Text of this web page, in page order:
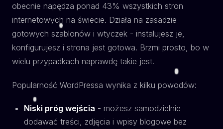
obecnie napędza ponad 43% wszystkich stron
internetowych na świecie. Działa na zasadzie
gotowych szablonów i wtyczek - instalujesz je,
konfigurujesz i strona jest gotowa. Brzmi prosto, bo w
wielu przypadkach naprawdę takie jest.
Popularność WordPressa wynika z kilku powodów:
Niski próg wejścia - możesz samodzielnie
dodawać treści, zdjęcia i wpisy blogowe bez